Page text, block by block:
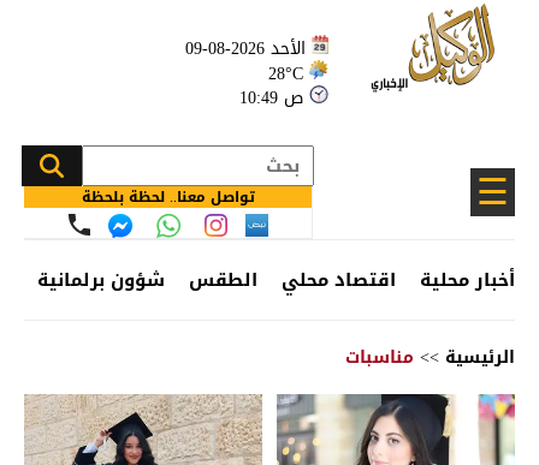
الأحد 2026-08-09
28°C
10:49 ص
☰ تواصل معنا.. لحظة بلحظة
أخبار محلية اقتصاد محلي الطقس شؤون برلمانية
الرئيسية >> مناسبات